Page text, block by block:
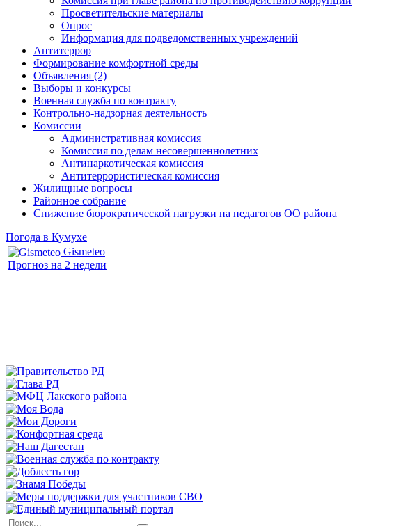
Просветительские материалы
Опрос
Информация для подведомственных учреждений
Антитеррор
Формирование комфортной среды
Объявления (2)
Выборы и конкурсы
Военная служба по контракту
Контрольно-надзорная деятельность
Комиссии
Административная комиссия
Комиссия по делам несовершеннолетних
Антинаркотическая комиссия
Антитеррористическая комиссия
Жилищные вопросы
Районное собрание
Снижение бюрократической нагрузки на педагогов ОО района
Погода в Кумухе
Gismeteo
Прогноз на 2 недели